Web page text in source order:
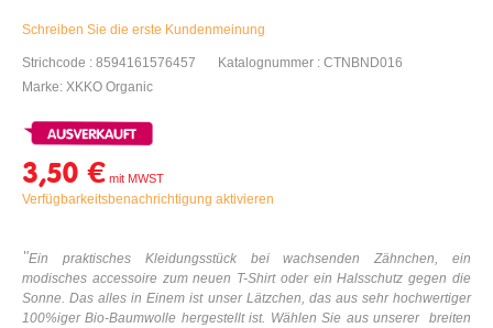
Schreiben Sie die erste Kundenmeinung
Strichcode : 8594161576457
Katalognummer : CTNBND016
Marke: XKKO Organic
3,50 €
Verfügbarkeitsbenachrichtigung aktivieren
"Ein praktisches Kleidungsstück bei wachsenden Zähnchen, ein
modisches accessoire zum neuen T-Shirt oder ein Halsschutz gegen die
Sonne. Das alles in Einem ist unser Lätzchen, das aus sehr hochwertiger
100%iger Bio-Baumwolle hergestellt ist. Wählen Sie aus unserer breiten